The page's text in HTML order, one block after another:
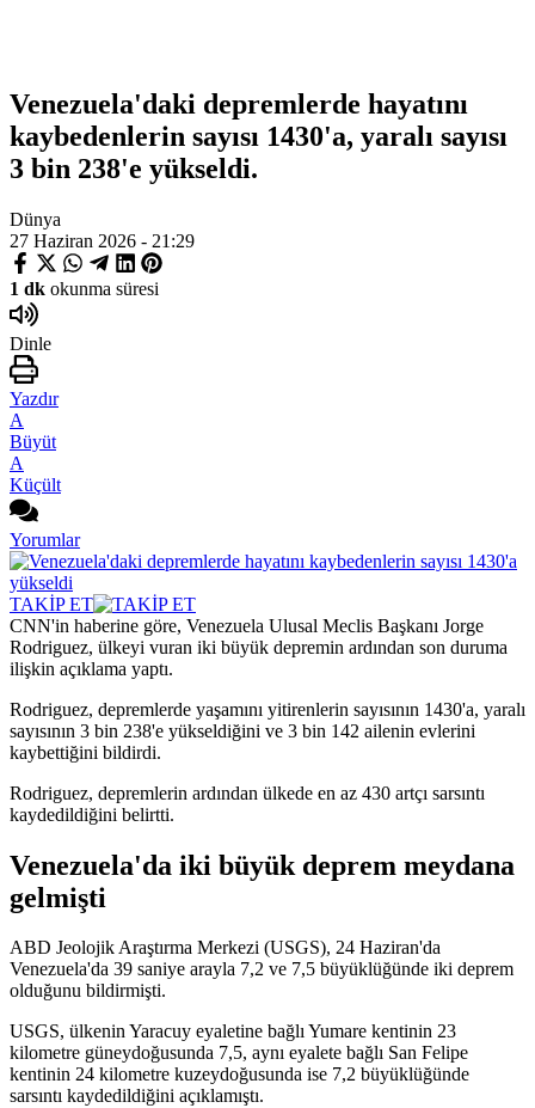
Venezuela'daki depremlerde hayatını
kaybedenlerin sayısı 1430'a, yaralı sayısı
3 bin 238'e yükseldi.
Dünya
27 Haziran 2026 - 21:29
1 dk okunma süresi
Dinle
Yazdır
A
Büyüt
A
Küçült
Yorumlar
TAKİP ET
CNN'in haberine göre, Venezuela Ulusal Meclis Başkanı Jorge
Rodriguez, ülkeyi vuran iki büyük depremin ardından son duruma
ilişkin açıklama yaptı.
Rodriguez, depremlerde yaşamını yitirenlerin sayısının 1430'a, yaralı
sayısının 3 bin 238'e yükseldiğini ve 3 bin 142 ailenin evlerini
kaybettiğini bildirdi.
Rodriguez, depremlerin ardından ülkede en az 430 artçı sarsıntı
kaydedildiğini belirtti.
Venezuela'da iki büyük deprem meydana
gelmişti
ABD Jeolojik Araştırma Merkezi (USGS), 24 Haziran'da
Venezuela'da 39 saniye arayla 7,2 ve 7,5 büyüklüğünde iki deprem
olduğunu bildirmişti.
USGS, ülkenin Yaracuy eyaletine bağlı Yumare kentinin 23
kilometre güneydoğusunda 7,5, aynı eyalete bağlı San Felipe
kentinin 24 kilometre kuzeydoğusunda ise 7,2 büyüklüğünde
sarsıntı kaydedildiğini açıklamıştı.